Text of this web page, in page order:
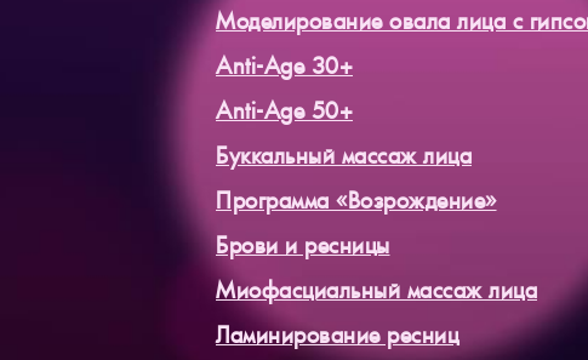
Моделирование овала лица с
Anti-Age 30+
Anti-Age 50+
Буккальный массаж лица
Программа «Возрождение»
Брови и ресницы
Миофасциальный массаж лица
Ламинирование ресниц